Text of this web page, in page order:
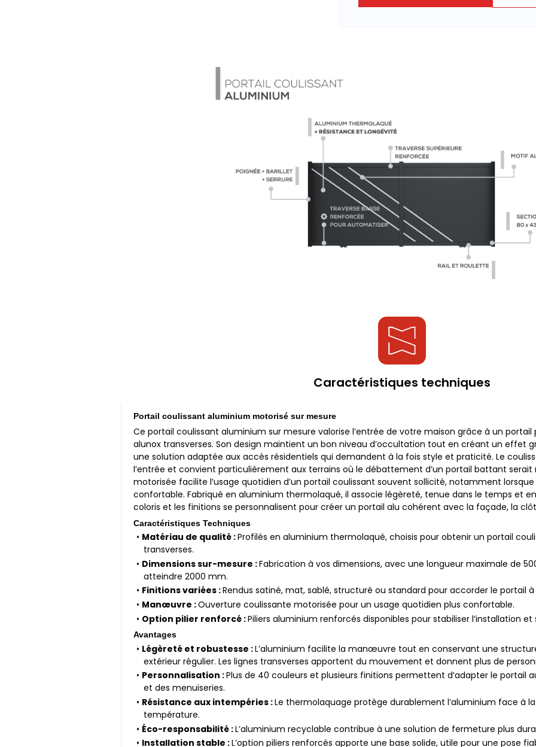
Caractéristiques techniques
Portail coulissant aluminium motorisé sur mesure
Ce portail coulissant aluminium sur mesure valorise l’entrée de votre maison grâce à un
alunox transverses. Son design maintient un bon niveau d’occultation tout en créant un effet
une solution adaptée aux accès résidentiels qui demandent à la fois style et praticité. Le
l’entrée et convient particulièrement aux terrains où le débattement d’un portail battant serait
motorisée facilite l’usage quotidien d’un portail coulissant souvent sollicité, notamment
confortable. Fabriqué en aluminium thermolaqué, il associe légèreté, tenue dans le temps et
coloris et les finitions se personnalisent pour créer un portail alu cohérent avec la façade, la
Caractéristiques Techniques
• Matériau de qualité :Profilés en aluminium thermolaqué, choisis pour obtenir un portail
transverses.
• Dimensions sur-mesure :Fabrication à vos dimensions, avec une longueur maximale de
atteindre 2000 mm.
• Finitions variées :Rendus satiné, mat, sablé, structuré ou standard pour accorder le portail
• Manœuvre :Ouverture coulissante motorisée pour un usage quotidien plus confortable.
• Option pilier renforcé :Piliers aluminium renforcés disponibles pour stabiliser l’installation
Avantages
• Légèreté et robustesse :L’aluminium facilite la manœuvre tout en conservant une
extérieur régulier. Les lignes transverses apportent du mouvement et donnent plus de
• Personnalisation :Plus de 40 couleurs et plusieurs finitions permettent d’adapter le portail
et des menuiseries.
• Résistance aux intempéries :Le thermolaquage protège durablement l’aluminium face à
température.
• Éco-responsabilité :L’aluminium recyclable contribue à une solution de fermeture plus
• Installation stable :L’option piliers renforcés apporte une base solide, utile pour une pose